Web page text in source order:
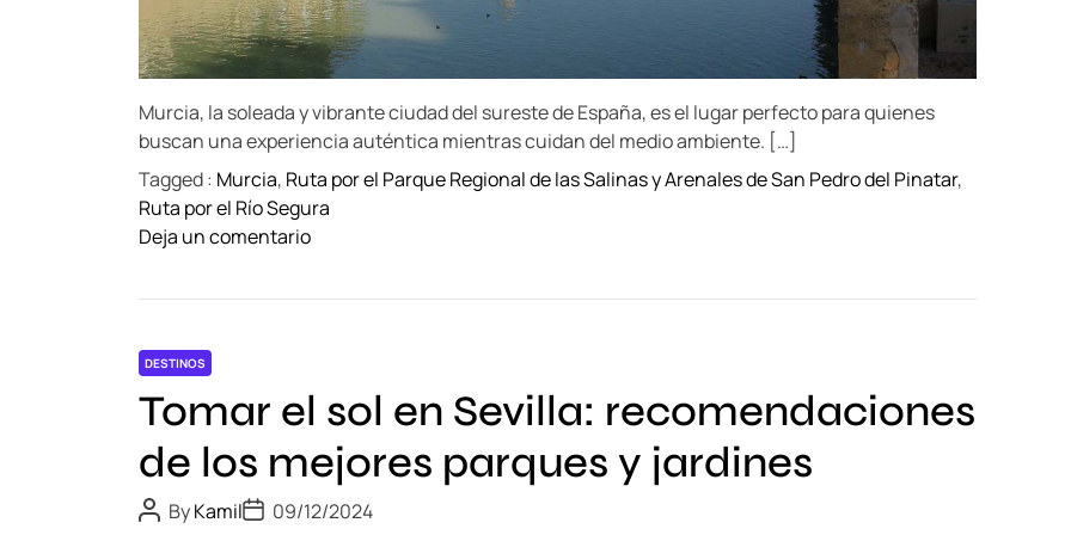
a
:
s
t
o
r
i
,
t
e
Murcia, la soleada y vibrante ciudad del sureste de España, es el lugar perfecto para quienes
buscan una experiencia auténtica mientras cuidan del medio ambiente. […]
Tagged : Murcia, Ruta por el Parque Regional de las Salinas y Arenales de San Pedro del Pinatar,
Ruta por el Río Segura
Deja un comentarioo
R
i
o
DESTINOS
Tomar el sol en Sevilla: recomendaciones
de los mejores parques y jardines
P
o
ByKamilP
o
09/12/2024